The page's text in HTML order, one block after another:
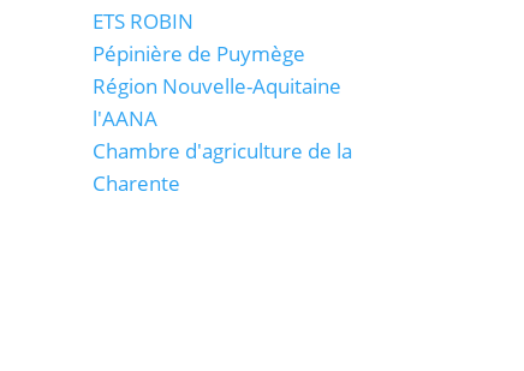
ETS ROBIN
Pépinière de Puymège
Région Nouvelle-Aquitaine
l'AANA
Chambre d'agriculture de la
Charente